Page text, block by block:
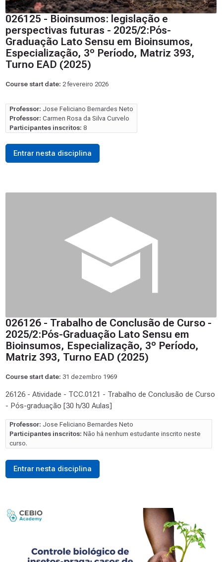
026125 - Bioinsumos: legislação e
perspectivas futuras - 2025/2:Pós-
Graduação Lato Sensu em Bioinsumos,
Especialização, 3º Período, Matriz 393,
Turno EAD (2025)
Course start date: 2 fevereiro 2026
Professor: Jose Feliciano Bernardes Neto
Professor: Carmen Rosa da Silva Curvelo
Participantes inscritos: 8
Entrar nesta disciplina
026126 - Trabalho de Conclusão de Curso -
2025/2:Pós-Graduação Lato Sensu em
Bioinsumos, Especialização, 3º Período,
Matriz 393, Turno EAD (2025)
Course start date: 31 dezembro 1969
26126 - Atividade - TCC.0121 - Trabalho de Conclusão de Curso
- Pós-graduação [30 h/30 Aulas]
Professor: Jose Feliciano Bernardes Neto
Participantes inscritos: Não há nenhum estudante inscrito neste
curso.
Entrar nesta disciplina